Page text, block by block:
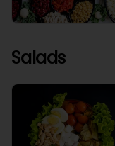
Salads